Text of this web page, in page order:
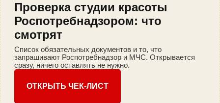
Проверка студии красоты
Роспотребнадзором: что
смотрят
Список обязательных документов и то, что
запрашивают Роспотребнадзор и МЧС. Открывается
сразу, ничего оставлять не нужно.
ОТКРЫТЬ ЧЕК-ЛИСТ